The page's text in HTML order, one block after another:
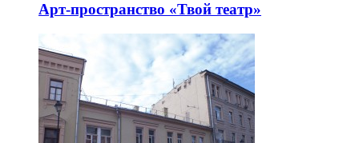
Арт-пространство «Твой театр»